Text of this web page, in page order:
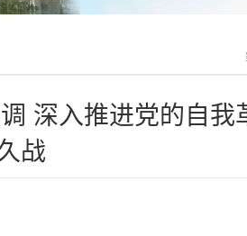
深入推进党的自我
战